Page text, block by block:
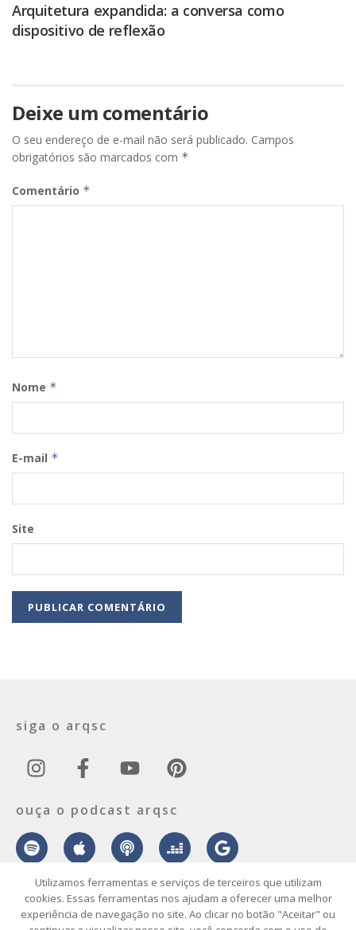
Arquitetura expandida: a conversa como
dispositivo de reflexão
Deixe um comentário
O seu endereço de e-mail não será publicado. Campos
obrigatórios são marcados com *
Comentário *
Nome *
E-mail *
Site
siga o arqsc
ouça o podcast arqsc
sobre contato envie seu projeto publicidade vídeo podcast
Utilizamos ferramentas e serviços de terceiros que utilizam
cookies. Essas ferramentas nos ajudam a oferecer uma melhor
experiência de navegação no site. Ao clicar no botão "Aceitar" ou